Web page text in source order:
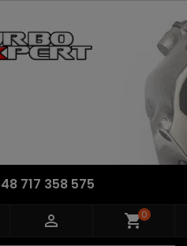
717 358 575
 shopping_cart0